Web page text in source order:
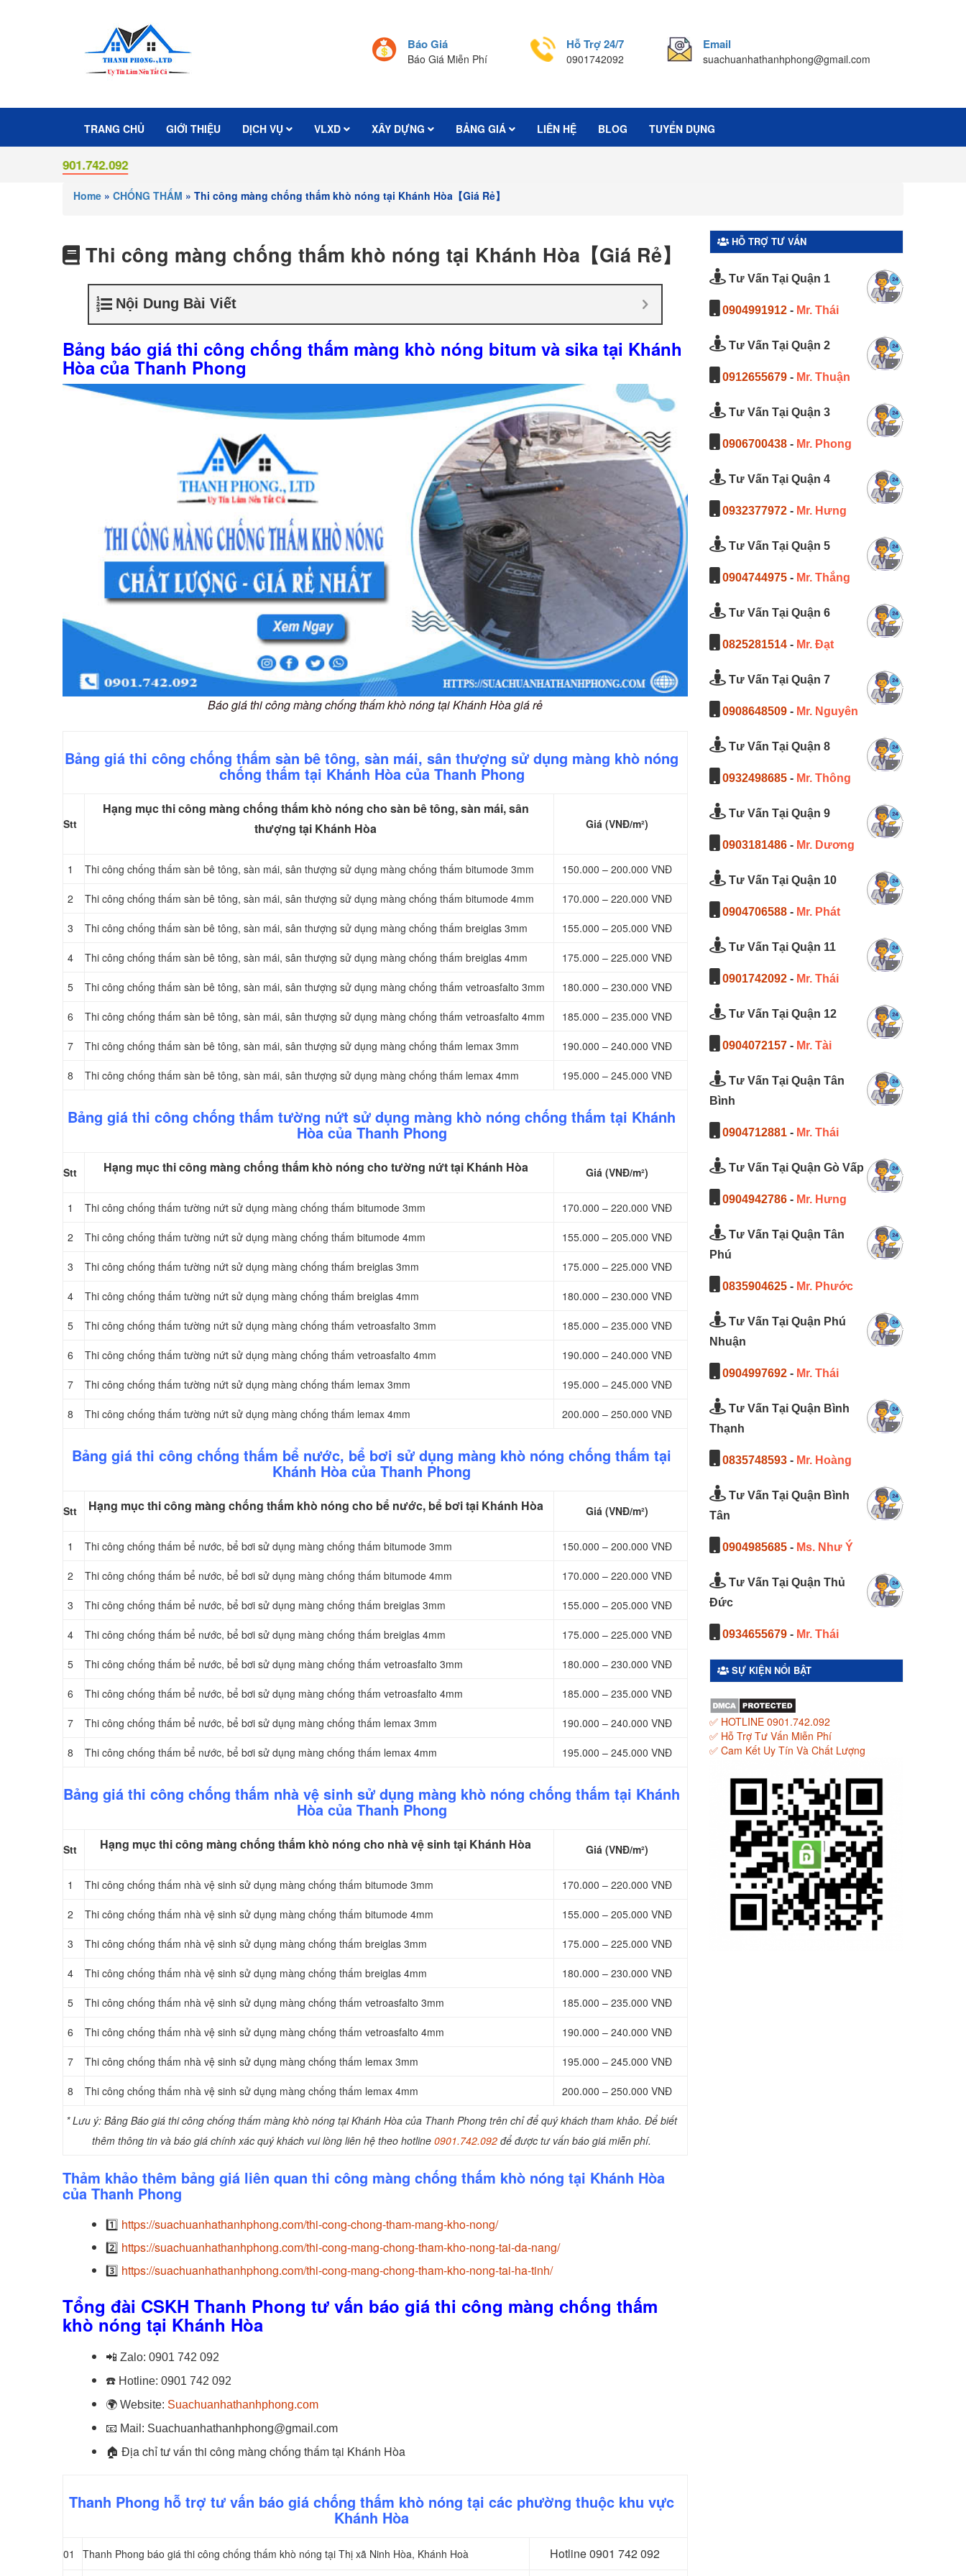
Báo Giá
Báo Giá Miễn Phí
Hỗ Trợ 24/7
0901742092
Email
suachuanhathanhphong@gmail.com
TRANG CHỦ GIỚI THIỆU DỊCH VỤ VLXD XÂY DỰNG BẢNG GIÁ LIÊN HỆ BLOG TUYỂN DỤNG
0901.742.092
Home » CHỐNG THẤM » Thi công màng chống thấm khò nóng tại Khánh Hòa【Giá Rẻ】
Thi công màng chống thấm khò nóng tại Khánh Hòa【Giá Rẻ】
Nội Dung Bài Viết
Bảng báo giá thi công chống thấm màng khò nóng bitum và sika tại Khánh
Hòa của Thanh Phong
Báo giá thi công màng chống thấm khò nóng tại Khánh Hòa giá rẻ
Bảng giá thi công chống thấm sàn bê tông, sàn mái, sân thượng sử dụng màng khò nóng
chống thấm tại Khánh Hòa của Thanh Phong
Stt
Hạng mục thi công màng chống thấm khò nóng cho sàn bê tông, sàn mái, sân
thượng tại Khánh Hòa
Giá (VNĐ/m²)
1 Thi công chống thấm sàn bê tông, sàn mái, sân thượng sử dụng màng chống thấm bitumode 3mm 150.000 – 200.000 VNĐ
2 Thi công chống thấm sàn bê tông, sàn mái, sân thượng sử dụng màng chống thấm bitumode 4mm 170.000 – 220.000 VNĐ
3 Thi công chống thấm sàn bê tông, sàn mái, sân thượng sử dụng màng chống thấm breiglas 3mm 155.000 – 205.000 VNĐ
4 Thi công chống thấm sàn bê tông, sàn mái, sân thượng sử dụng màng chống thấm breiglas 4mm 175.000 – 225.000 VNĐ
5 Thi công chống thấm sàn bê tông, sàn mái, sân thượng sử dụng màng chống thấm vetroasfalto 3mm 180.000 – 230.000 VNĐ
6 Thi công chống thấm sàn bê tông, sàn mái, sân thượng sử dụng màng chống thấm vetroasfalto 4mm 185.000 – 235.000 VNĐ
7 Thi công chống thấm sàn bê tông, sàn mái, sân thượng sử dụng màng chống thấm lemax 3mm 190.000 – 240.000 VNĐ
8 Thi công chống thấm sàn bê tông, sàn mái, sân thượng sử dụng màng chống thấm lemax 4mm 195.000 – 245.000 VNĐ
Bảng giá thi công chống thấm tường nứt sử dụng màng khò nóng chống thấm tại Khánh
Hòa của Thanh Phong
Stt Hạng mục thi công màng chống thấm khò nóng cho tường nứt tại Khánh Hòa Giá (VNĐ/m²)
1 Thi công chống thấm tường nứt sử dụng màng chống thấm bitumode 3mm 170.000 – 220.000 VNĐ
2 Thi công chống thấm tường nứt sử dụng màng chống thấm bitumode 4mm 155.000 – 205.000 VNĐ
3 Thi công chống thấm tường nứt sử dụng màng chống thấm breiglas 3mm 175.000 – 225.000 VNĐ
4 Thi công chống thấm tường nứt sử dụng màng chống thấm breiglas 4mm 180.000 – 230.000 VNĐ
5 Thi công chống thấm tường nứt sử dụng màng chống thấm vetroasfalto 3mm 185.000 – 235.000 VNĐ
6 Thi công chống thấm tường nứt sử dụng màng chống thấm vetroasfalto 4mm 190.000 – 240.000 VNĐ
7 Thi công chống thấm tường nứt sử dụng màng chống thấm lemax 3mm 195.000 – 245.000 VNĐ
8 Thi công chống thấm tường nứt sử dụng màng chống thấm lemax 4mm 200.000 – 250.000 VNĐ
Bảng giá thi công chống thấm bể nước, bể bơi sử dụng màng khò nóng chống thấm tại
Khánh Hòa của Thanh Phong
Stt Hạng mục thi công màng chống thấm khò nóng cho bể nước, bể bơi tại Khánh Hòa Giá (VNĐ/m²)
1 Thi công chống thấm bể nước, bể bơi sử dụng màng chống thấm bitumode 3mm 150.000 – 200.000 VNĐ
2 Thi công chống thấm bể nước, bể bơi sử dụng màng chống thấm bitumode 4mm 170.000 – 220.000 VNĐ
3 Thi công chống thấm bể nước, bể bơi sử dụng màng chống thấm breiglas 3mm 155.000 – 205.000 VNĐ
4 Thi công chống thấm bể nước, bể bơi sử dụng màng chống thấm breiglas 4mm 175.000 – 225.000 VNĐ
5 Thi công chống thấm bể nước, bể bơi sử dụng màng chống thấm vetroasfalto 3mm 180.000 – 230.000 VNĐ
6 Thi công chống thấm bể nước, bể bơi sử dụng màng chống thấm vetroasfalto 4mm 185.000 – 235.000 VNĐ
7 Thi công chống thấm bể nước, bể bơi sử dụng màng chống thấm lemax 3mm 190.000 – 240.000 VNĐ
8 Thi công chống thấm bể nước, bể bơi sử dụng màng chống thấm lemax 4mm 195.000 – 245.000 VNĐ
Bảng giá thi công chống thấm nhà vệ sinh sử dụng màng khò nóng chống thấm tại Khánh
Hòa của Thanh Phong
Stt Hạng mục thi công màng chống thấm khò nóng cho nhà vệ sinh tại Khánh Hòa Giá (VNĐ/m²)
1 Thi công chống thấm nhà vệ sinh sử dụng màng chống thấm bitumode 3mm 170.000 – 220.000 VNĐ
2 Thi công chống thấm nhà vệ sinh sử dụng màng chống thấm bitumode 4mm 155.000 – 205.000 VNĐ
3 Thi công chống thấm nhà vệ sinh sử dụng màng chống thấm breiglas 3mm 175.000 – 225.000 VNĐ
4 Thi công chống thấm nhà vệ sinh sử dụng màng chống thấm breiglas 4mm 180.000 – 230.000 VNĐ
5 Thi công chống thấm nhà vệ sinh sử dụng màng chống thấm vetroasfalto 3mm 185.000 – 235.000 VNĐ
6 Thi công chống thấm nhà vệ sinh sử dụng màng chống thấm vetroasfalto 4mm 190.000 – 240.000 VNĐ
7 Thi công chống thấm nhà vệ sinh sử dụng màng chống thấm lemax 3mm 195.000 – 245.000 VNĐ
8 Thi công chống thấm nhà vệ sinh sử dụng màng chống thấm lemax 4mm 200.000 – 250.000 VNĐ
* Lưu ý: Bảng Báo giá thi công chống thấm màng khò nóng tại Khánh Hòa của Thanh Phong trên chỉ để quý khách tham khảo. Để biết
thêm thông tin và báo giá chính xác quý khách vui lòng liên hệ theo hotline 0901.742.092 để được tư vấn báo giá miễn phí.
Thảm khảo thêm bảng giá liên quan thi công màng chống thấm khò nóng tại Khánh Hòa
của Thanh Phong
1️⃣ https://suachuanhathanhphong.com/thi-cong-chong-tham-mang-kho-nong/
2️⃣ https://suachuanhathanhphong.com/thi-cong-mang-chong-tham-kho-nong-tai-da-nang/
3️⃣ https://suachuanhathanhphong.com/thi-cong-mang-chong-tham-kho-nong-tai-ha-tinh/
Tổng đài CSKH Thanh Phong tư vấn báo giá thi công màng chống thấm
khò nóng tại Khánh Hòa
📲 Zalo: 0901 742 092
☎️ Hotline: 0901 742 092
🌍 Website: Suachuanhathanhphong.com
📧 Mail: Suachuanhathanhphong@gmail.com
🏠 Địa chỉ tư vấn thi công màng chống thấm tại Khánh Hòa
Thanh Phong hỗ trợ tư vấn báo giá chống thấm khò nóng tại các phường thuộc khu vực
Khánh Hòa
01 Thanh Phong báo giá thi công chống thấm khò nóng tại Thị xã Ninh Hòa, Khánh Hoà Hotline 0901 742 092
HỖ TRỢ TƯ VẤN
Tư Vấn Tại Quận 1
0904991912 - Mr. Thái
Tư Vấn Tại Quận 2
0912655679 - Mr. Thuận
Tư Vấn Tại Quận 3
0906700438 - Mr. Phong
Tư Vấn Tại Quận 4
0932377972 - Mr. Hưng
Tư Vấn Tại Quận 5
0904744975 - Mr. Thắng
Tư Vấn Tại Quận 6
0825281514 - Mr. Đạt
Tư Vấn Tại Quận 7
0908648509 - Mr. Nguyên
Tư Vấn Tại Quận 8
0932498685 - Mr. Thông
Tư Vấn Tại Quận 9
0903181486 - Mr. Dương
Tư Vấn Tại Quận 10
0904706588 - Mr. Phát
Tư Vấn Tại Quận 11
0901742092 - Mr. Thái
Tư Vấn Tại Quận 12
0904072157 - Mr. Tài
Tư Vấn Tại Quận Tân
Bình
0904712881 - Mr. Thái
Tư Vấn Tại Quận Gò Vấp
0904942786 - Mr. Hưng
Tư Vấn Tại Quận Tân
Phú
0835904625 - Mr. Phước
Tư Vấn Tại Quận Phú
Nhuận
0904997692 - Mr. Thái
Tư Vấn Tại Quận Bình
Thạnh
0835748593 - Mr. Hoàng
Tư Vấn Tại Quận Bình
Tân
0904985685 - Ms. Như Ý
Tư Vấn Tại Quận Thủ
Đức
0934655679 - Mr. Thái
SỰ KIỆN NỔI BẬT
✅ HOTLINE 0901.742.092
✅ Hỗ Trợ Tư Vấn Miễn Phí
✅ Cam Kết Uy Tín Và Chất Lượng